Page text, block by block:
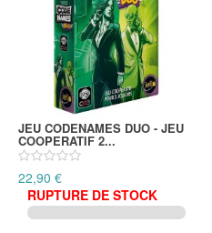
JEU CODENAMES DUO - JEU
COOPERATIF 2...
22,90 €
RUPTURE DE STOCK